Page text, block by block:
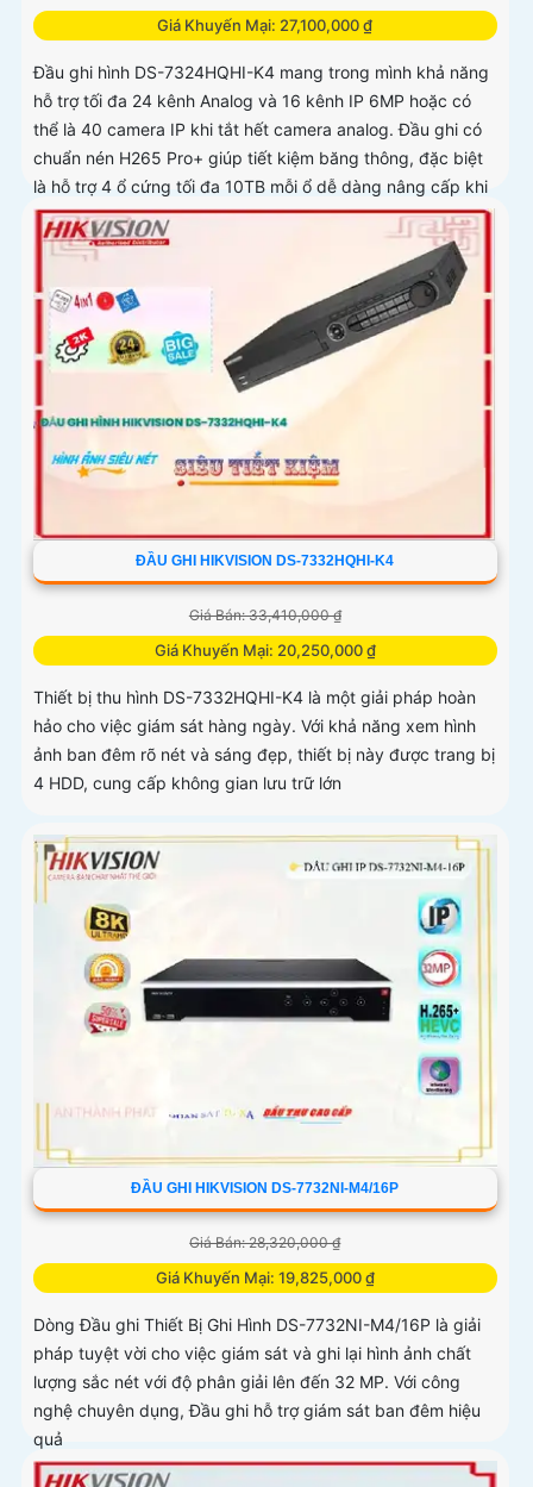
Giá Khuyến Mại: 27,100,000 ₫
Đầu ghi hình DS-7324HQHI-K4 mang trong mình khả năng
hỗ trợ tối đa 24 kênh Analog và 16 kênh IP 6MP hoặc có
thể là 40 camera IP khi tắt hết camera analog. Đầu ghi có
chuẩn nén H265 Pro+ giúp tiết kiệm băng thông, đặc biệt
là hỗ trợ 4 ổ cứng tối đa 10TB mỗi ổ dễ dàng nâng cấp khi
cần
ĐẦU GHI HIKVISION DS-7332HQHI-K4
Giá Bán: 33,410,000 ₫
Giá Khuyến Mại: 20,250,000 ₫
Thiết bị thu hình DS-7332HQHI-K4 là một giải pháp hoàn
hảo cho việc giám sát hàng ngày. Với khả năng xem hình
ảnh ban đêm rõ nét và sáng đẹp, thiết bị này được trang bị
4 HDD, cung cấp không gian lưu trữ lớn
ĐẦU GHI HIKVISION DS-7732NI-M4/16P
Giá Bán: 28,320,000 ₫
Giá Khuyến Mại: 19,825,000 ₫
Dòng Đầu ghi Thiết Bị Ghi Hình DS-7732NI-M4/16P là giải
pháp tuyệt vời cho việc giám sát và ghi lại hình ảnh chất
lượng sắc nét với độ phân giải lên đến 32 MP. Với công
nghệ chuyên dụng, Đầu ghi hỗ trợ giám sát ban đêm hiệu
quả